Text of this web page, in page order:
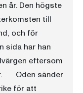
år. Den högste
till
och för
sida har han
eftersom
Oden sänder
för att